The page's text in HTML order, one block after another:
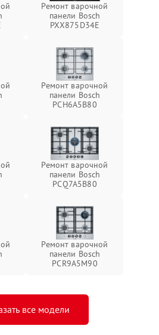
Ремонт варочной
панели Bosch
PXX875D34E
Ремонт варочной
панели Bosch
PCH6A5B80
Ремонт варочной
панели Bosch
PCQ7A5B80
Ремонт варочной
панели Bosch
PCR9A5M90
все модели